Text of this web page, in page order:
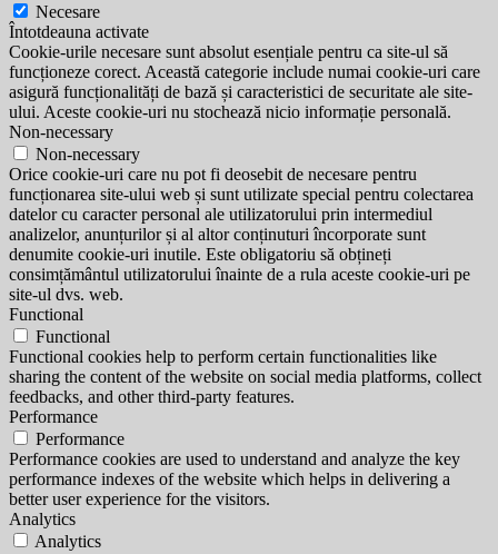
Necesare
Întotdeauna activate
Cookie-urile necesare sunt absolut esențiale pentru ca site-ul să
funcționeze corect. Această categorie include numai cookie-uri care
asigură funcționalități de bază și caracteristici de securitate ale site-
ului. Aceste cookie-uri nu stochează nicio informație personală.
Non-necessary
Non-necessary
Orice cookie-uri care nu pot fi deosebit de necesare pentru
funcționarea site-ului web și sunt utilizate special pentru colectarea
datelor cu caracter personal ale utilizatorului prin intermediul
analizelor, anunțurilor și al altor conținuturi încorporate sunt
denumite cookie-uri inutile. Este obligatoriu să obțineți
consimțământul utilizatorului înainte de a rula aceste cookie-uri pe
site-ul dvs. web.
Functional
Functional
Functional cookies help to perform certain functionalities like
sharing the content of the website on social media platforms, collect
feedbacks, and other third-party features.
Performance
Performance
Performance cookies are used to understand and analyze the key
performance indexes of the website which helps in delivering a
better user experience for the visitors.
Analytics
Analytics